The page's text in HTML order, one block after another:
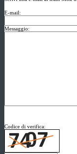
E-mail:
Messaggio:
Codice di verifica: